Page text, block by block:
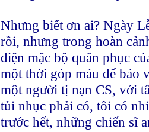
Nhưng biết ơn ai? Ngày
rồi, nhưng trong hoàn
diện mặc bộ quân phục
một thời góp máu để bảo
một người tị nạn CS, với
tủi nhục phải có, tôi có
trước hết, những chiến sĩ